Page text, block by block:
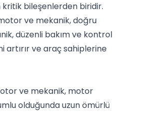
kritik bileşenlerden biridir.
ve mekanik, doğru
düzenli bakım ve kontrol
artırır ve araç sahiplerine
ve mekanik, motor
olduğunda uzun ömürlü